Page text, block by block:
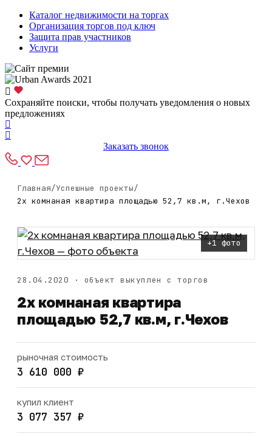
Каталог недвижимости на торгах
Организация торгов под ключ
Защита прав участников
Услуги
Сохраняйте поиски, чтобы получать уведомления о новых
предложениях
Заказать звонок
Главная/Успешные проекты/
2х комнаная квартира площадью 52,7 кв.м, г.Чехов
28.04.2020 · объект выкуплен с торгов
2х комнаная квартира
площадью 52,7 кв.м, г.Чехов
рыночная стоимость
3 610 000 ₽
купил клиент
3 077 357 ₽
+1 фото